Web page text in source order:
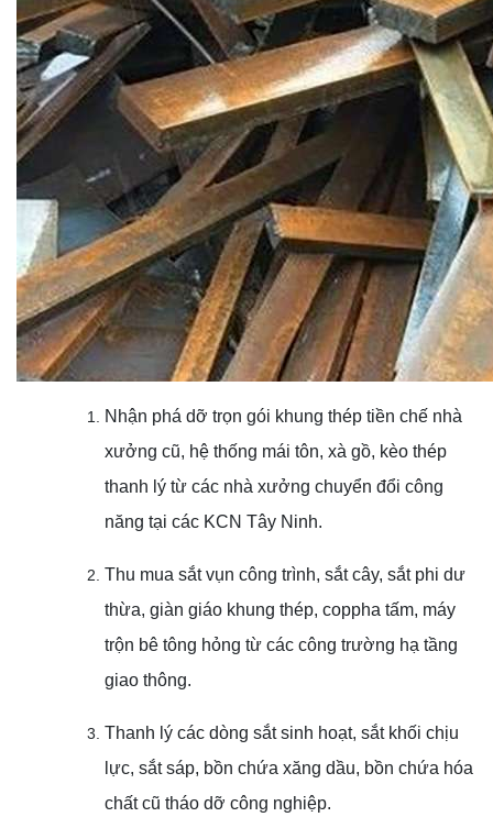
Nhận phá dỡ trọn gói khung thép tiền chế nhà
xưởng cũ, hệ thống mái tôn, xà gồ, kèo thép
thanh lý từ các nhà xưởng chuyển đổi công
năng tại các KCN Tây Ninh.
Thu mua sắt vụn công trình, sắt cây, sắt phi dư
thừa, giàn giáo khung thép, coppha tấm, máy
trộn bê tông hỏng từ các công trường hạ tầng
giao thông.
Thanh lý các dòng sắt sinh hoạt, sắt khối chịu
lực, sắt sáp, bồn chứa xăng dầu, bồn chứa hóa
chất cũ tháo dỡ công nghiệp.